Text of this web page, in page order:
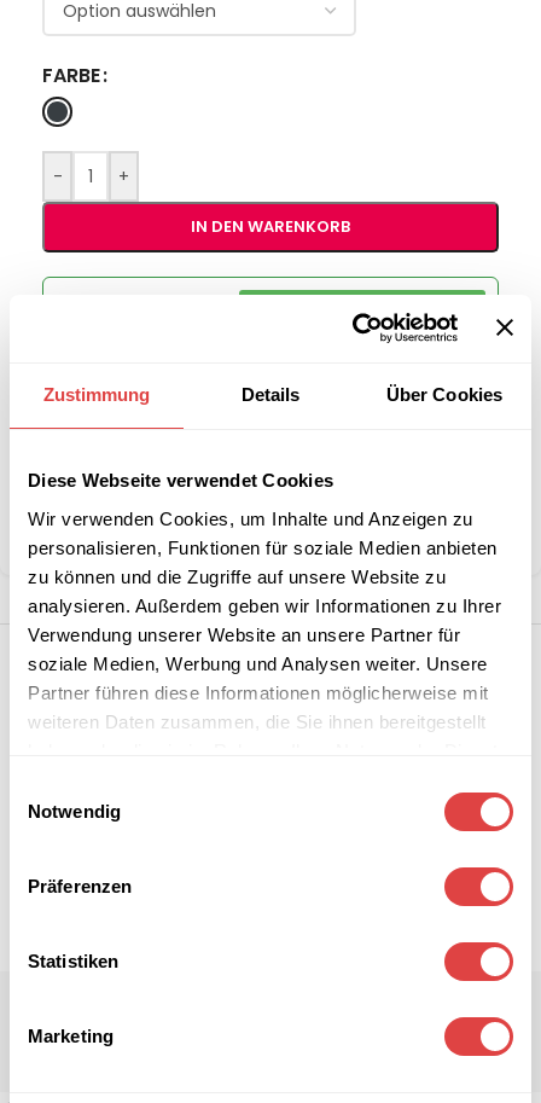
Zustimmung Details Über Cookies
Diese Webseite verwendet Cookies
Wir verwenden Cookies, um Inhalte und Anzeigen zu
personalisieren, Funktionen für soziale Medien anbieten
zu können und die Zugriffe auf unsere Website zu
analysieren. Außerdem geben wir Informationen zu Ihrer
Verwendung unserer Website an unsere Partner für
soziale Medien, Werbung und Analysen weiter. Unsere
Partner führen diese Informationen möglicherweise mit
weiteren Daten zusammen, die Sie ihnen bereitgestellt
Notwendig
Präferenzen
Statistiken
Marketing
FARBE
- +
IN DEN WARENKORB
B2B-Angebot
anfordern
Kategorie: Restaurant- & Bartische
Teilen: